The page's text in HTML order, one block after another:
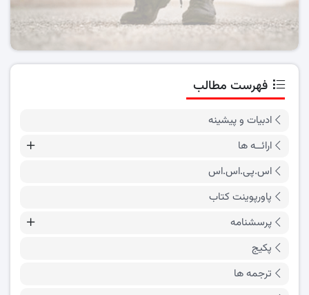
فهرست مطالب
ادبیات و پیشینه
ارائــه ها
اس.پی.اس.اس
پاورپوینت کتاب
پرسشنامه
پکیج
ترجمه ها